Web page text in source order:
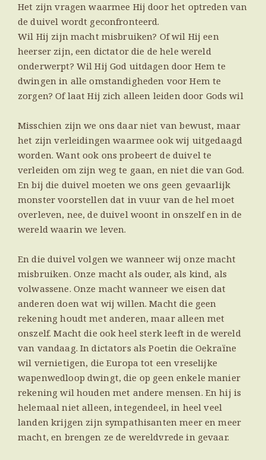
Het zijn vragen waarmee Hij door het optreden van
de duivel wordt geconfronteerd.
Wil Hij zijn macht misbruiken? Of wil Hij een
heerser zijn, een dictator die de hele wereld
onderwerpt? Wil Hij God uitdagen door Hem te
dwingen in alle omstandigheden voor Hem te
zorgen? Of laat Hij zich alleen leiden door Gods wil
Misschien zijn we ons daar niet van bewust, maar
het zijn verleidingen waarmee ook wij uitgedaagd
worden. Want ook ons probeert de duivel te
verleiden om zijn weg te gaan, en niet die van God.
En bij die duivel moeten we ons geen gevaarlijk
monster voorstellen dat in vuur van de hel moet
overleven, nee, de duivel woont in onszelf en in de
wereld waarin we leven.
En die duivel volgen we wanneer wij onze macht
misbruiken. Onze macht als ouder, als kind, als
volwassene. Onze macht wanneer we eisen dat
anderen doen wat wij willen. Macht die geen
rekening houdt met anderen, maar alleen met
onszelf. Macht die ook heel sterk leeft in de wereld
van vandaag. In dictators als Poetin die Oekraïne
wil vernietigen, die Europa tot een vreselijke
wapenwedloop dwingt, die op geen enkele manier
rekening wil houden met andere mensen. En hij is
helemaal niet alleen, integendeel, in heel veel
landen krijgen zijn sympathisanten meer en meer
macht, en brengen ze de wereldvrede in gevaar.